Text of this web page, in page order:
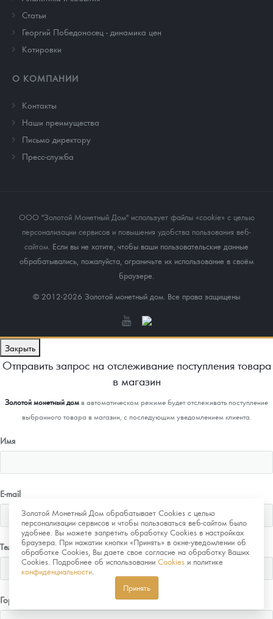
Cтатьи
Георгий Победоносец - динамика цен
Котировки
О КОМПАНИИ
Контакты
Наши преимущества
Письмо директору
Пресс-служба
ООО "Золотой Монетный Дом" использует файлы «cookie» с целью
персонализации сервисов и повышения удобства пользования веб-
сайтом . Если вы не хотите, чтобы ваши пользовательские данные
обрабатывались, пожалуйста, ограничьте их использование в своём
браузере.
© 2012-2026 Золотой монетный дом. Все права защищены
Золотой Монетный Дом обрабатывает Cookies с целью
персонализации сервисов и чтобы пользоваться веб-сайтом было
удобнее. Вы можете запретить обработку Cookies в настройках
браузера. При нажатии кнопки «Принять» в окне-уведомлении об
обработке Cookies, Вы даете свое согласие на обработку Ваших
Cookies. Подробнее об использовании Cookies и политике
конфиденциальности
Принять
Закрыть
Отправить запрос на отслеживание поступления товара
в магазин
Золотой монетный домв автоматическом режиме будет отслеживать поступление
выбранного товара в магазин, с последующим уведомлением клиента.
Имя
E-mail
Телефон
Город